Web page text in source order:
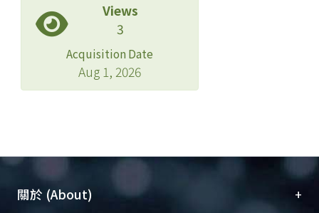
Views
3
Acquisition Date
Aug 1, 2026
關於 (About) +